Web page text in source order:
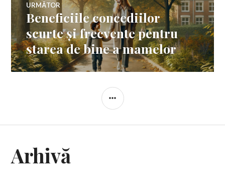
URMĂTOR
Articolul
Beneficiile concediilor
scurte și frecvente pentru
starea de bine a mamelor
BARĂ
Arhivă